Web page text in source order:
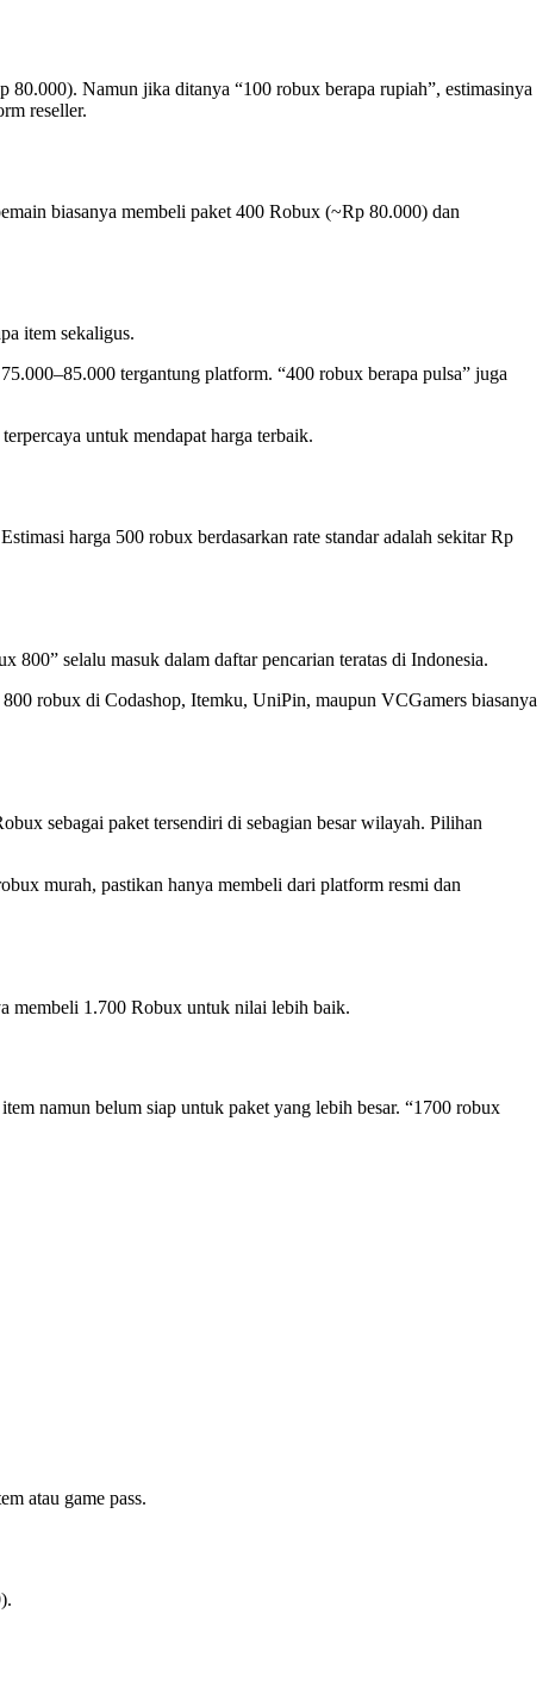
Namun jika ditanya “100 robux berapa rupiah”, estimasinya
reseller.
biasanya membeli paket 400 Robux (~Rp 80.000) dan
item sekaligus.
tergantung platform. “400 robux berapa pulsa” juga
untuk mendapat harga terbaik.
harga 500 robux berdasarkan rate standar adalah sekitar Rp
selalu masuk dalam daftar pencarian teratas di Indonesia.
robux di Codashop, Itemku, UniPin, maupun VCGamers biasanya
sebagai paket tersendiri di sebagian besar wilayah. Pilihan
murah, pastikan hanya membeli dari platform resmi dan
membeli 1.700 Robux untuk nilai lebih baik.
namun belum siap untuk paket yang lebih besar. “1700 robux
atau game pass.